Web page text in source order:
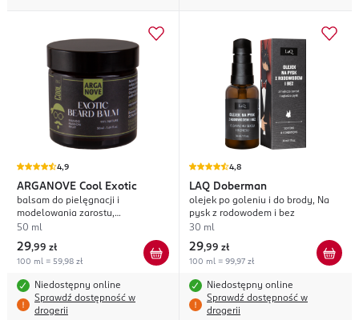
4,9
ARGANOVE Cool Exotic
balsam do pielęgnacji i
modelowania zarostu,
egzotyczny, naturalny
50 ml
29,99 zł
100 ml = 59,98 zł
Niedostępny online
Sprawdź dostępność w
drogerii
4,8
LAQ Doberman
olejek po goleniu i do brody, Na
pysk z rodowodem i bez
30 ml
29,99 zł
100 ml = 99,97 zł
Niedostępny online
Sprawdź dostępność w
drogerii